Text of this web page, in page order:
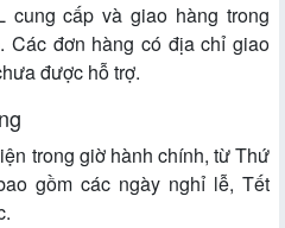
cung cấp và giao hàng trong
Các đơn hàng có địa chỉ giao
được hỗ trợ.
trong giờ hành chính, từ Thứ
gồm các ngày nghỉ lễ, Tết